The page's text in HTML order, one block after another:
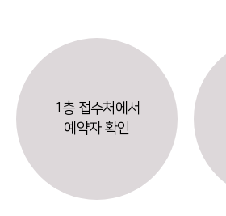
1층 접수처에서
예약자 확인